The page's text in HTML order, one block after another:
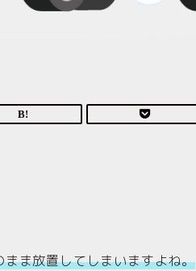
ま放置してしまいますよね。